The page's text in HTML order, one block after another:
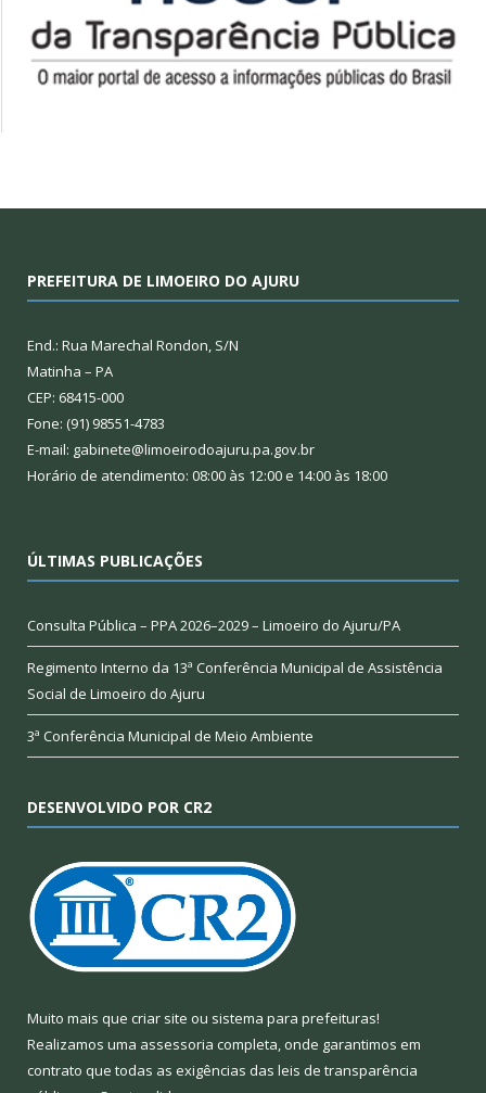
PREFEITURA DE LIMOEIRO DO AJURU
End.: Rua Marechal Rondon, S/N
Matinha – PA
CEP: 68415-000
Fone: (91) 98551-4783
E-mail: gabinete@limoeirodoajuru.pa.gov.br
Horário de atendimento: 08:00 às 12:00 e 14:00 às 18:00
ÚLTIMAS PUBLICAÇÕES
Consulta Pública – PPA 2026–2029 – Limoeiro do Ajuru/PA
Regimento Interno da 13ª Conferência Municipal de Assistência
Social de Limoeiro do Ajuru
3ª Conferência Municipal de Meio Ambiente
DESENVOLVIDO POR CR2
Muito mais que criar site ou sistema para prefeituras!
Realizamos uma assessoria completa, onde garantimos em
contrato que todas as exigências das leis de transparência